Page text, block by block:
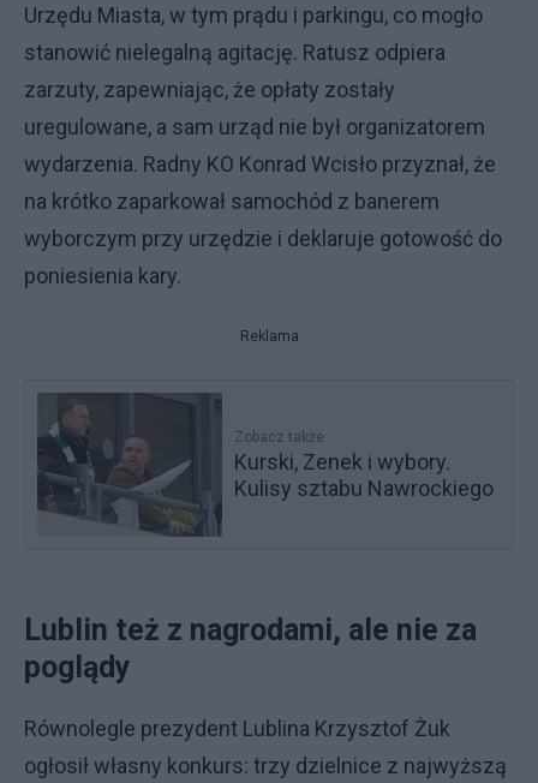
Urzędu Miasta, w tym prądu i parkingu, co mogło
stanowić nielegalną agitację. Ratusz odpiera
zarzuty, zapewniając, że opłaty zostały
uregulowane, a sam urząd nie był organizatorem
wydarzenia. Radny KO Konrad Wcisło przyznał, że
na krótko zaparkował samochód z banerem
wyborczym przy urzędzie i deklaruje gotowość do
poniesienia kary.
Reklama
Zobacz także
Kurski, Zenek i wybory.
Kulisy sztabu Nawrockiego
Lublin też z nagrodami, ale nie za
poglądy
Równolegle prezydent Lublina Krzysztof Żuk
ogłosił własny konkurs: trzy dzielnice z najwyższą